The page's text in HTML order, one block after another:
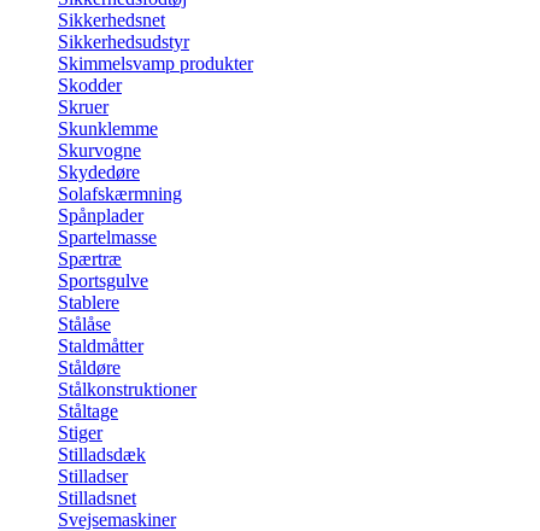
Sikkerhedsnet
Sikkerhedsudstyr
Skimmelsvamp produkter
Skodder
Skruer
Skunklemme
Skurvogne
Skydedøre
Solafskærmning
Spånplader
Spartelmasse
Spærtræ
Sportsgulve
Stablere
Stålåse
Staldmåtter
Ståldøre
Stålkonstruktioner
Ståltage
Stiger
Stilladsdæk
Stilladser
Stilladsnet
Svejsemaskiner